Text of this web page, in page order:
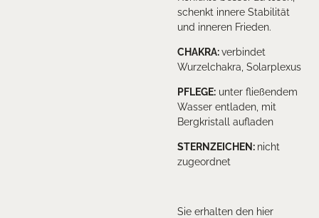
schenkt innere Stabilität
und inneren Frieden.
CHAKRA:verbindet
Wurzelchakra, Solarplexus
PFLEGE: unter fließendem
Wasser entladen, mit
Bergkristall aufladen
STERNZEICHEN: nicht
zugeordnet
Sie erhalten den hier